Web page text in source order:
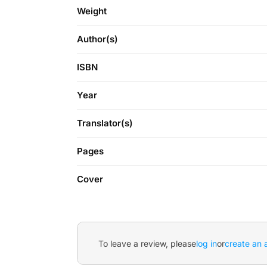
Weight
Author(s)
ISBN
Year
Translator(s)
Pages
Cover
To leave a review, pleaselog inorcreate an